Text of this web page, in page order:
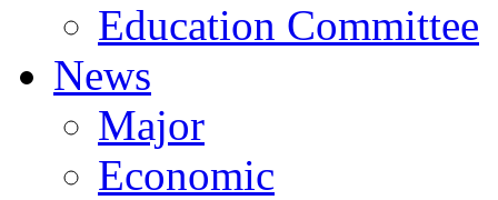
Education Committee
News
Major
Economic